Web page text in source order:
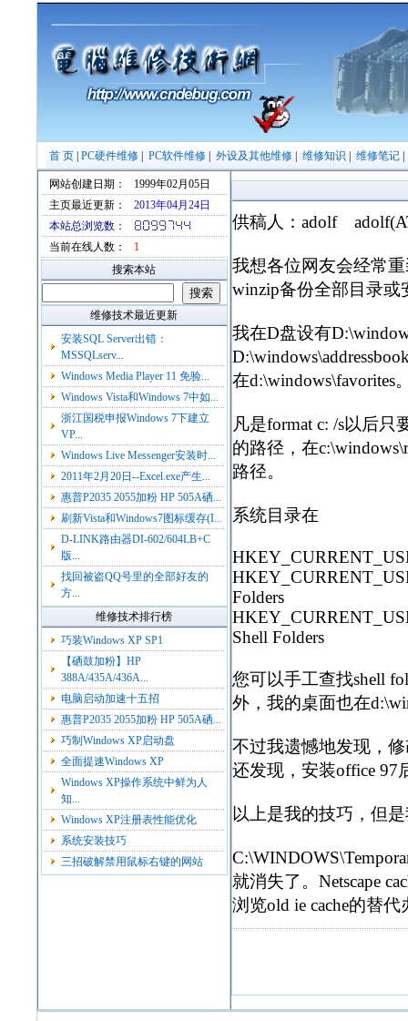
首 页 PC硬件维修 PC软件维修 外设及其他维修 维修知识 维修笔记
网站创建日期：
1999年02月05日
主页最近更新：
2013年04月24日
本站总浏览数：
当前在线人数：
1
搜索本站
维修技术最近更新
安装SQL Server出错：
MSSQLserv...
Windows Media Player 11 免验...
Windows Vista和Windows 7中如...
浙江国税申报Windows 7下建立
VP...
Windows Live Messenger安装时...
2011年2月20日--Excel.exe产生...
惠普P2035 2055加粉 HP 505A硒...
刷新Vista和Windows7图标缓存(I...
D-LINK路由器DI-602/604LB+C
版...
找回被盗QQ号里的全部好友的
方...
维修技术排行榜
巧装Windows XP SP1
【硒鼓加粉】HP
388A/435A/436A...
电脑启动加速十五招
惠普P2035 2055加粉 HP 505A硒...
巧制Windows XP启动盘
全面提速Windows XP
Windows XP操作系统中鲜为人
知...
Windows XP注册表性能优化
系统安装技巧
三招破解禁用鼠标右键的网站
供稿人：adolf
我想各位网友会经常
winzip备份全部目录或
我在D盘设有
在d:\windows\favorites
凡是format c: /s以后
的路径，在
路径。
系统目录在
Folders
Shell Folders
您可以手工查找shell
外，我的桌面也在
不过我遗憾地发现，
还发现，安装office 97
以上是我的技巧，但
就消失了。Netscape
浏览old ie cache的替代